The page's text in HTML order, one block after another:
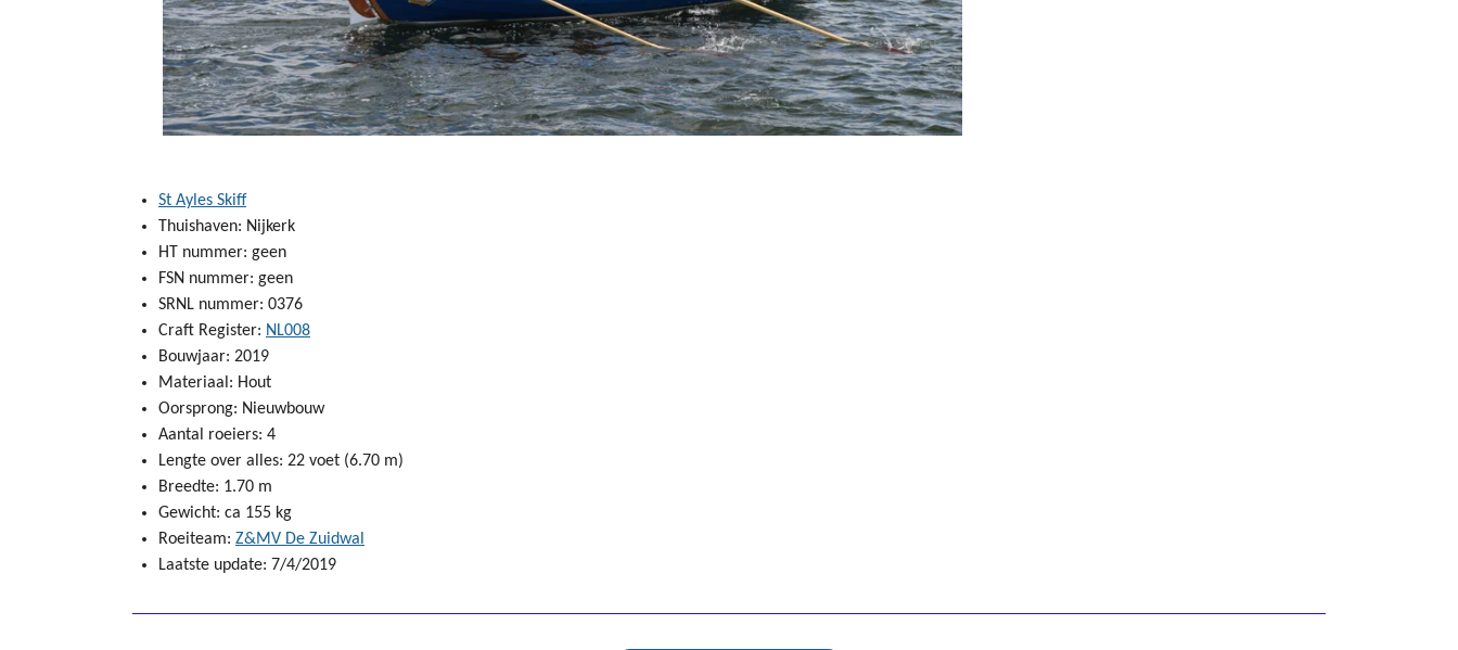
St Ayles Skiff
Thuishaven: Nijkerk
HT nummer: geen
FSN nummer: geen
SRNL nummer: 0376
Craft Register: NL008
Bouwjaar: 2019
Materiaal: Hout
Oorsprong: Nieuwbouw
Aantal roeiers: 4
Lengte over alles: 22 voet (6.70 m)
Breedte: 1.70 m
Gewicht: ca 155 kg
Roeiteam: Z&MV De Zuidwal
Laatste update: 7/4/2019